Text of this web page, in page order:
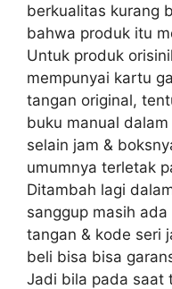
berkualitas kurang
bahwa produk itu
Untuk produk
mempunyai kartu
tangan original,
buku manual
selain jam &
umumnya terletak
Ditambah lagi
sanggup masih
tangan & kode seri
beli bisa bisa
Jadi bila pada saat